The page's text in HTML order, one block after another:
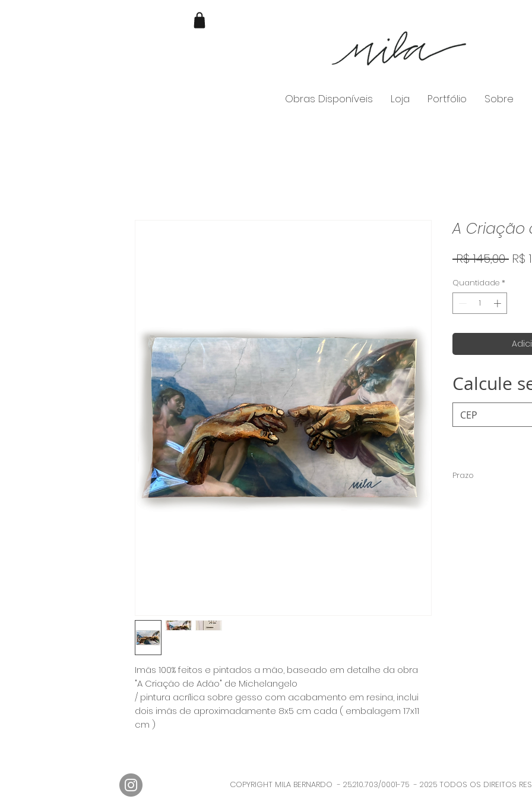
Obras Disponíveis Loja Portfólio Sobre
Imãs 100% feitos e pintados a mão, baseado em detalhe da obra
"A Criação de Adão" de Michelangelo
/ pintura acrílica sobre gesso com acabamento em resina, inclui
dois imãs de aproximadamente 8x5 cm cada ( embalagem 17x11
cm )
A Criação
R$ 145,00 R$
Quantidade *
Calcule
Prazo
COPYRIGHT MILA BERNARDO - 25.210.703/0001-75 - 2025 TODOS OS DIREITOS